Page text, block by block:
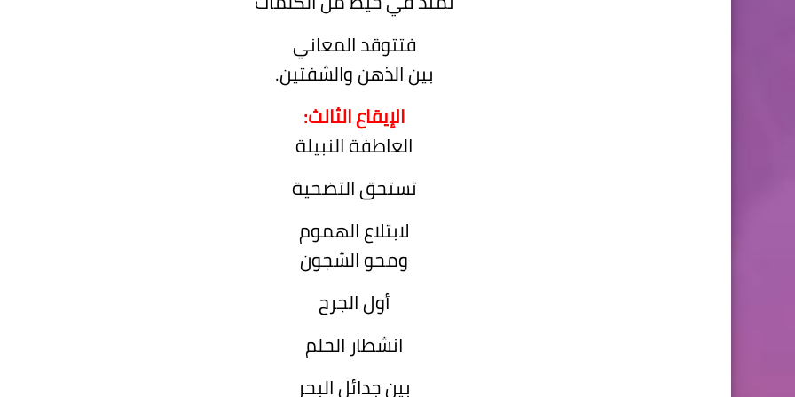
فتتوقد المعاني
بين الذهن والشفتين.
الإيقاع الثالث:
العاطفة النبيلة
تستحق التضحية
لابتلاع الهموم
ومحو الشجون
أول الجرح
انشطار الحلم
بين جدائل البحر